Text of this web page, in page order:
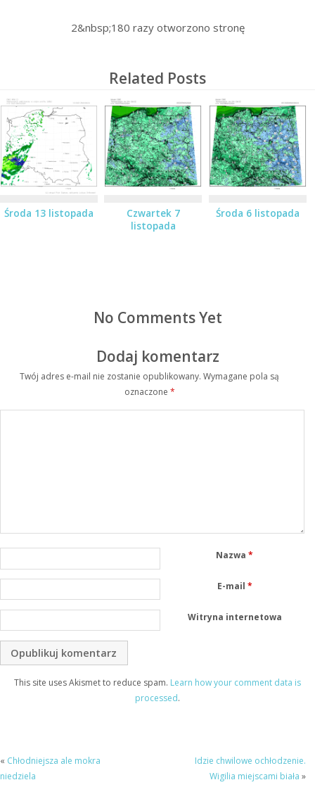
2&nbsp;180 razy otworzono stronę
Related Posts
Środa 13 listopada
Czwartek 7
listopada
Środa 6 listopada
No Comments Yet
Dodaj komentarz
Twój adres e-mail nie zostanie opublikowany. Wymagane pola są
oznaczone *
Nazwa*
E-mail *
Witryna internetowa
This site uses Akismet to reduce spam. Learn how your comment data is
processed.
« Chłodniejsza ale mokra
niedziela
Idzie chwilowe ochłodzenie.
Wigilia miejscami biała »